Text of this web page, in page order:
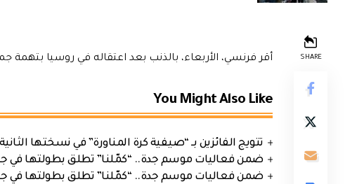
SHARE أقر فرنسي، الأربعاء، بالذنب بعد اعتقاله في روسيا
You Might Also Like
تتويج الفائزين بـ “صيفية كرة المناورة” في نسختها الثانية
ضمن فعاليات موسم جدة.. “كمّلنا” تطلق بطولتها في جدة
ضمن فعاليات موسم جدة.. “كمّلنا” تطلق بطولتها في جدة